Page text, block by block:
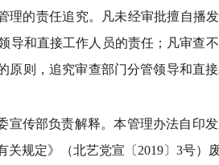
理的责任追究。凡未经审批擅自播
导和直接工作人员的责任；凡审查
原则，追究审查部门分管领导和直
宣传部负责解释。本管理办法自印
规定》（北艺党宣〔2019〕3号）废